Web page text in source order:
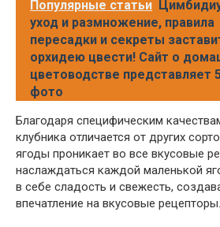
Популярные статьи
уход и размножение, правила
пересадки и секреты
орхидею цвести! Сайт о
цветоводстве представляет
фото
Благодаря специфическим
клубника отличается от других
ягоды проникает во все вкусовые
наслаждаться каждой маленькой
в себе сладость и свежесть,
впечатление на вкусовые рецепторы.